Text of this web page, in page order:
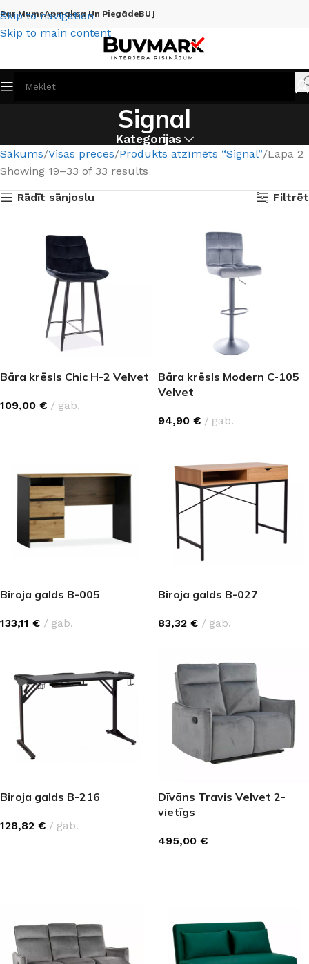
Skip to navigation
Skip to main content
Par MumsApmaksa Un PiegādeBUJ
Signal
Kategorijas
Sākums Visas preces Produkts atzīmēts “Signal” Lapa 2
Showing 19–33 of 33 results
Rādīt sānjoslu
Filtrēt
Bāra krēsls Chic H-2 Velvet
109,00 € gab.
Bāra krēsls Modern C-105
Velvet
94,90 € gab.
Biroja galds B-005
133,11 € gab.
Biroja galds B-027
83,32 € gab.
Biroja galds B-216
128,82 € gab.
Dīvāns Travis Velvet 2-
vietīgs
495,00 €